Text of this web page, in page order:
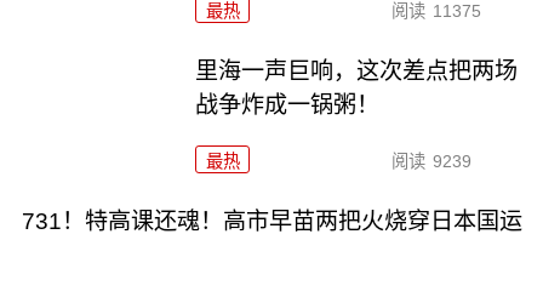
最热 阅读 11375
里海一声巨响，这次差点把两场
战争炸成一锅粥！
最热 阅读 9239
731！特高课还魂！高市早苗两把火烧穿日本国运